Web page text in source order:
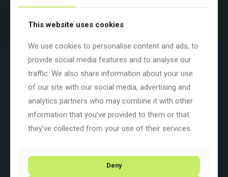
Beispielbild. Farben und Ausstattung variieren.
Beschreibung Zusätzliche Informationen
Farbe: Terra / Black Glossy (F8)
Basisfarbe:Braun
Rahmengrösse: XL
Rahmenart:Diamant
Rahmenmaterial: Carbon
Raddurchmesser: 28 Zoll
Schaltung: Shimano GRX610
This website uses cookies
We use cookies to personalise content and ads, to
provide social media features and to analyse our
traffic. We also share information about your use
of our site with our social media, advertising and
analytics partners who may combine it with other
information that you’ve provided to them or that
they’ve collected from your use of their services.
Deny